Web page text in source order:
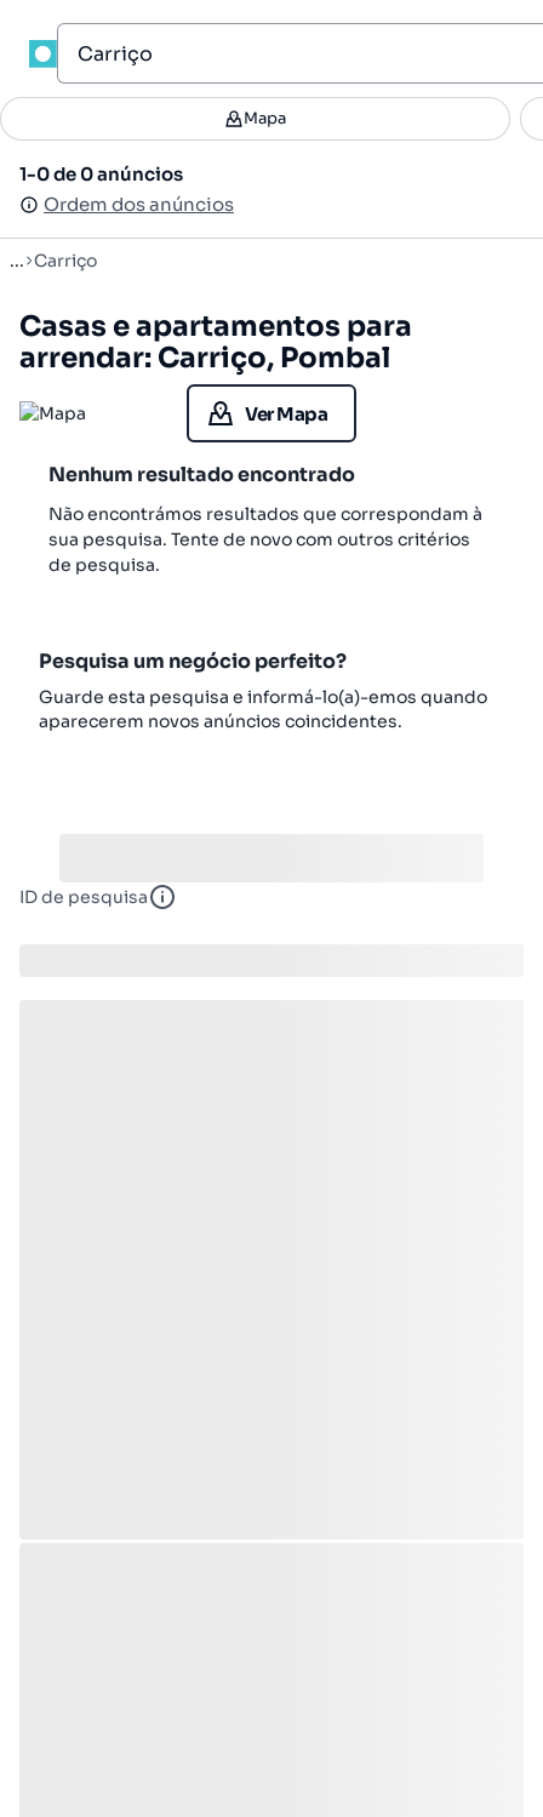
Filtros 2 Guardar pesquisa
1-0 de 0 anúncios
Ordem dos anúncios
Mapa
1-0 de 0 anúncios
Ordem dos anúncios
... Carriço
Casas e apartamentos para
arrendar: Carriço, Pombal
Ver Mapa
Nenhum resultado encontrado
Não encontrámos resultados que correspondam à
sua pesquisa. Tente de novo com outros critérios
de pesquisa.
Pesquisa um negócio perfeito?
Guarde esta pesquisa e informá-lo(a)-emos quando
aparecerem novos anúncios coincidentes.
ID de pesquisa ID de pesquisa